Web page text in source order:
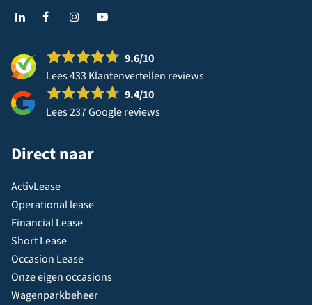
9.6/10
Lees 433 Klantenvertellen reviews
9.4/10
Lees 237 Google reviews
Direct naar
ActivLease
Operational lease
Financial Lease
Short Lease
Occasion Lease
Onze eigen occasions
Wagenparkbeheer